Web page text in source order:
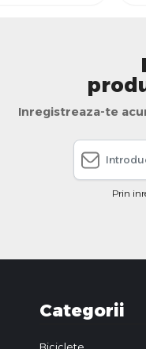
Inregistreaza-te
Prin
Categorii